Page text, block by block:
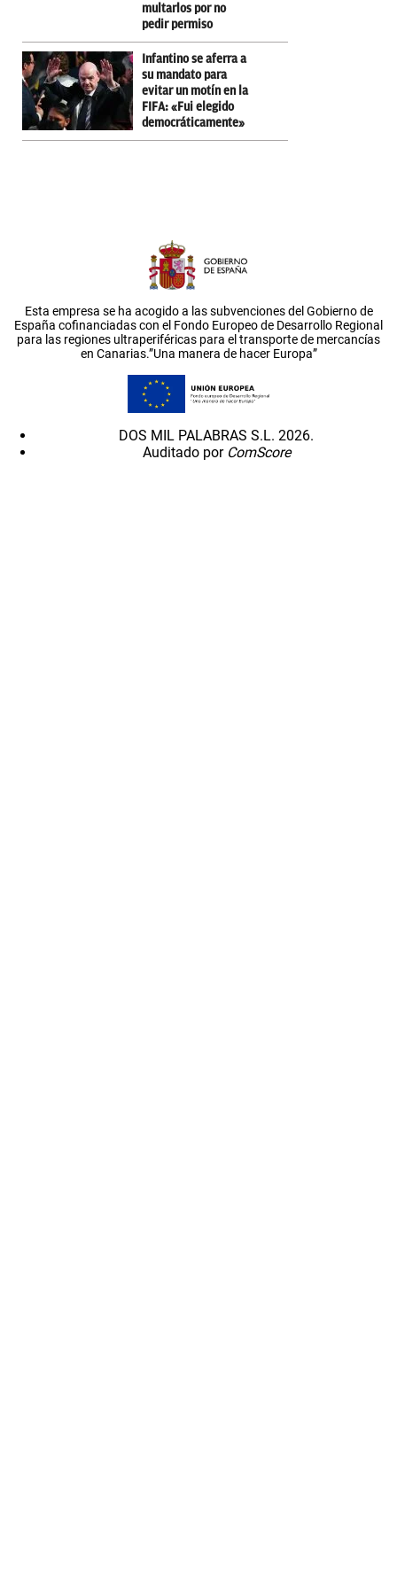
multarlos por no
pedir permiso
Infantino se aferra a
su mandato para
evitar un motín en la
FIFA: «Fui elegido
democráticamente»
Esta empresa se ha acogido a las subvenciones del Gobierno de
España cofinanciadas con el Fondo Europeo de Desarrollo Regional
para las regiones ultraperiféricas para el transporte de mercancías
en Canarias.”Una manera de hacer Europa”
DOS MIL PALABRAS S.L. 2026.
Auditado por ComScore